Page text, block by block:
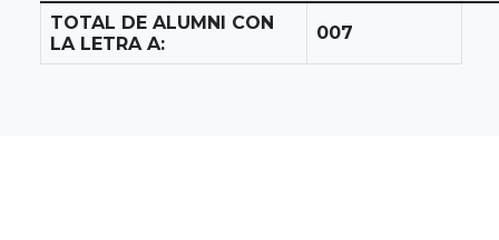
TOTAL DE ALUMNI CON
LA LETRA A:
007